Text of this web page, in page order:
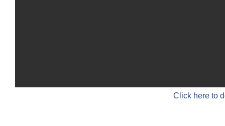
Click here to